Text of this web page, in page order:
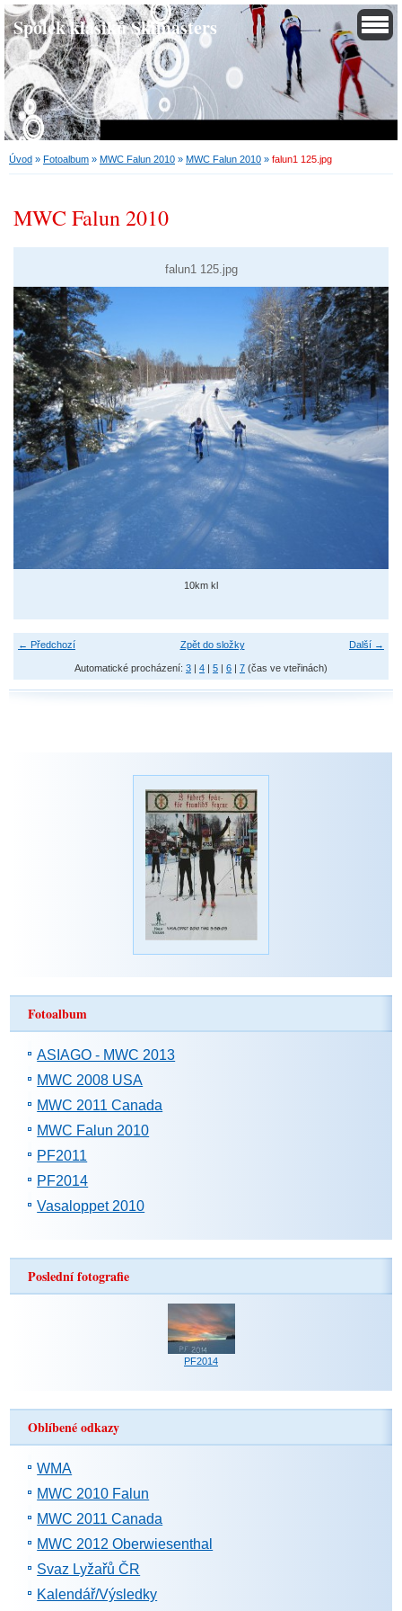
Spolek klasiků Skimasters
Úvod » Fotoalbum » MWC Falun 2010 » MWC Falun 2010 » falun1 125.jpg
MWC Falun 2010
falun1 125.jpg
10km kl
← Předchozí Další →
Zpět do složky
Automatické procházení: 3 | 4 | 5 | 6 | 7 (čas ve vteřinách)
Fotoalbum
ASIAGO - MWC 2013
MWC 2008 USA
MWC 2011 Canada
MWC Falun 2010
PF2011
PF2014
Vasaloppet 2010
Poslední fotografie
PF2014
Oblíbené odkazy
WMA
MWC 2010 Falun
MWC 2011 Canada
MWC 2012 Oberwiesenthal
Svaz Lyžařů ČR
Kalendář/Výsledky